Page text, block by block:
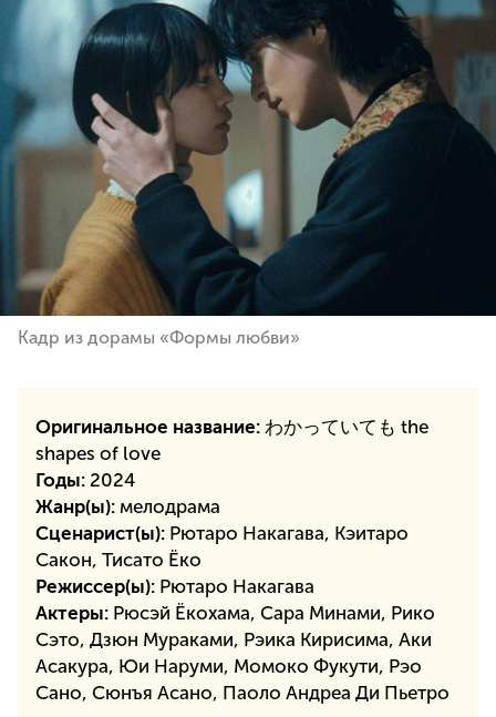
Кадр из дорамы «Формы любви»
Оригинальное название: わかっていても the
shapes of love
Годы: 2024
Жанр(ы): мелодрама
Сценарист(ы): Рютаро Накагава, Кэитаро
Сакон, Тисато Ёко
Режиссер(ы): Рютаро Накагава
Актеры: Рюсэй Ёкохама, Сара Минами, Рико
Сэто, Дзюн Мураками, Рэика Кирисима, Аки
Асакура, Юи Наруми, Момоко Фукути, Рэо
Сано, Сюнъя Асано, Паоло Андреа Ди Пьетро